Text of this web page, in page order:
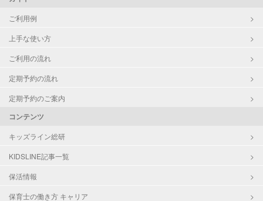
ご利用例
上手な使い方
ご利用の流れ
定期予約の流れ
定期予約のご案内
コンテンツ
キッズライン総研
KIDSLINE記事一覧
保活情報
保育士の働き方 キャリア